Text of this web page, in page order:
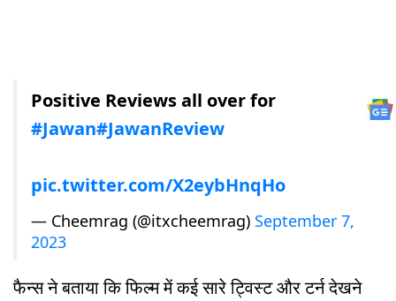
Positive Reviews all over for
#Jawan#JawanReview
pic.twitter.com/X2eybHnqHo
— Cheemrag (@itxcheemrag) September 7,
2023
फैन्स ने बताया कि फिल्म में कई सारे ट्विस्ट और टर्न देखने